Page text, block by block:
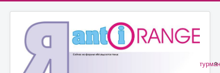
штурман